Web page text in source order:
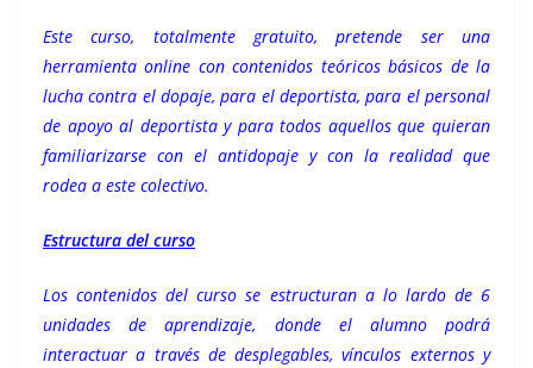
Este curso, totalmente gratuito, pretende ser una
herramienta online con contenidos teóricos básicos de la
lucha contra el dopaje, para el deportista, para el personal
de apoyo al deportista y para todos aquellos que quieran
familiarizarse con el antidopaje y con la realidad que
rodea a este colectivo.
Estructura del curso
Los contenidos del curso se estructuran a lo lardo de 6
unidades de aprendizaje, donde el alumno podrá
interactuar a través de desplegables, vínculos externos y